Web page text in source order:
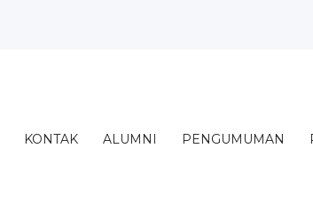
Al...
di S...
KONTAK ALUMNI PENGUMUMAN